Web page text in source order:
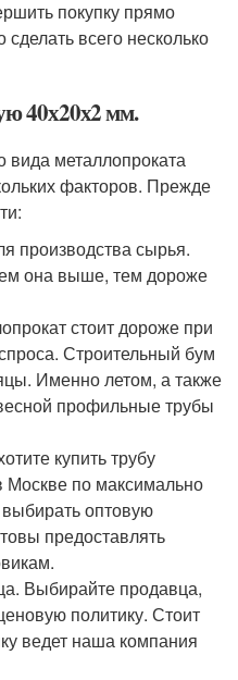
покупку прямо
всего несколько
40х20х2 мм.
вида металлопроката
факторов. Прежде
производства сырья.
она выше, тем дороже
стоит дороже при
Строительный бум
Именно летом, а также
профильные трубы
купить трубу
по максимально
оптовую
предоставлять
Выбирайте продавца,
политику. Стоит
ведет наша компания